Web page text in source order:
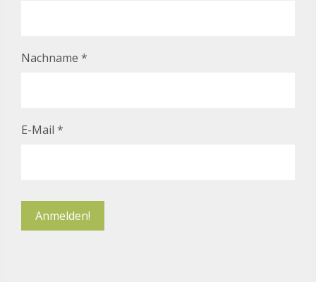
Nachname *
E-Mail *